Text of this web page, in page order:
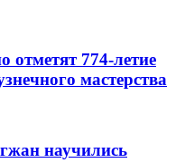
774-летие
мастерства
научились